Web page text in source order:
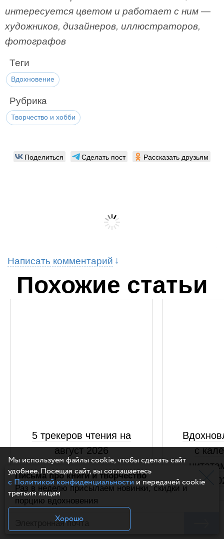
интересуется цветом и работает с ним —
художников, дизайнеров, иллюстраторов,
фотографов
Теги
Вдохновение
Рубрика
Творчество и хобби
Письма про книги и творчество
Раз в неделю присылаем новинки, скидки и
порцию вдохновения
Поделиться Сделать пост Рассказать друзьям
Написать комментарий
Похожие статьи
5 трекеров чтения на
август 2026
с
Мы используем файлы cookie, чтобы сделать сайт
удобнее. Посещая сайт, вы соглашаетесь
с Политикой конфиденциальностии передачей cookie
третьим лицам
Хорошо